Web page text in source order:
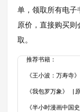
单，领取所有电
原价，直接购买
取。
推荐书籍：
《王小波：万寿寺
《我包罗万象》 |
《半小时漫画中国